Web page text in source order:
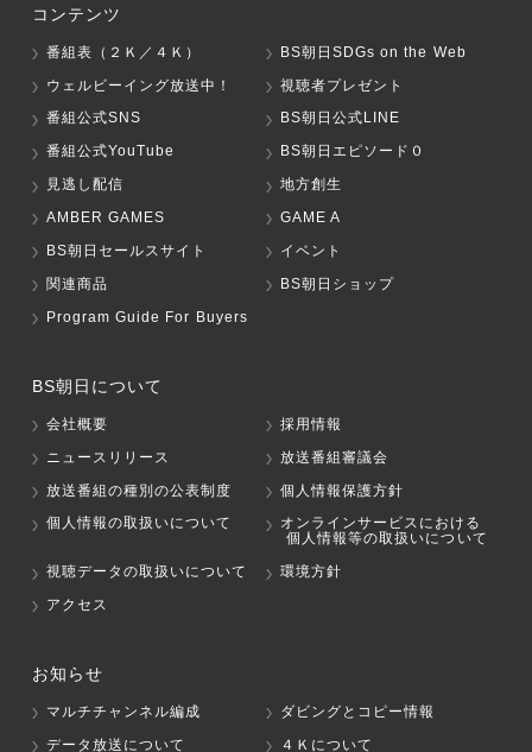
コンテンツ
番組表（２Ｋ／４Ｋ）
BS朝日SDGs on the Web
ウェルビーイング放送中！
視聴者プレゼント
番組公式SNS
BS朝日公式LINE
番組公式YouTube
BS朝日エピソード０
見逃し配信
地方創生
AMBER GAMES
GAME A
BS朝日セールスサイト
イベント
関連商品
BS朝日ショップ
Program Guide For Buyers
BS朝日について
会社概要
採用情報
ニュースリリース
放送番組審議会
放送番組の種別の公表制度
個人情報保護方針
個人情報の取扱いについて
オンラインサービスにおける
個人情報等の取扱いについて
視聴データの取扱いについて
環境方針
アクセス
お知らせ
マルチチャンネル編成
ダビングとコピー情報
データ放送について
４Ｋについて